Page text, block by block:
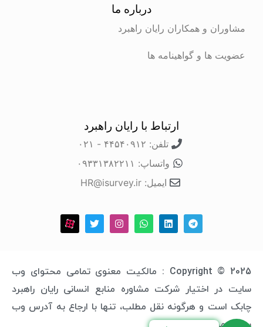
درباره ما
مشاوران و همکاران رایان راهبرد
عضویت ها و گواهینامه ها
ارتباط با رایان راهبرد
تلفن: ۴۴۵۴۰۹۱۲ - ۰۲۱
واتساپ: ۰۹۳۳۱۳۸۲۲۱۱
ایمیل: HR@isurvey.ir
Copyright © 2025 : مالکیت معنوی تمامی محتوای وب
سایت در اختیار شرکت مشاوره منابع انسانی رایان راهبرد
چابک است و هرگونه نقل مطلب، تنها با ارجاع به آدرس وب